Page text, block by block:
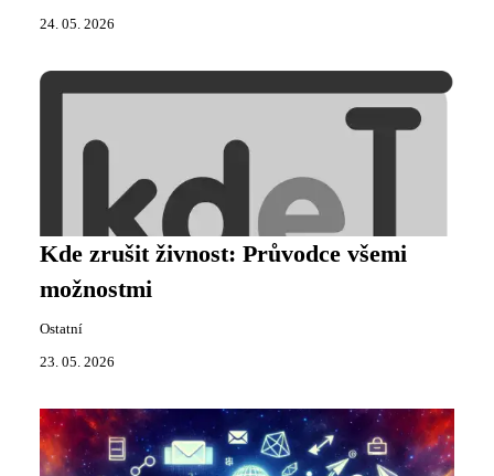
24. 05. 2026
Kde zrušit živnost: Průvodce všemi
možnostmi
Ostatní
23. 05. 2026